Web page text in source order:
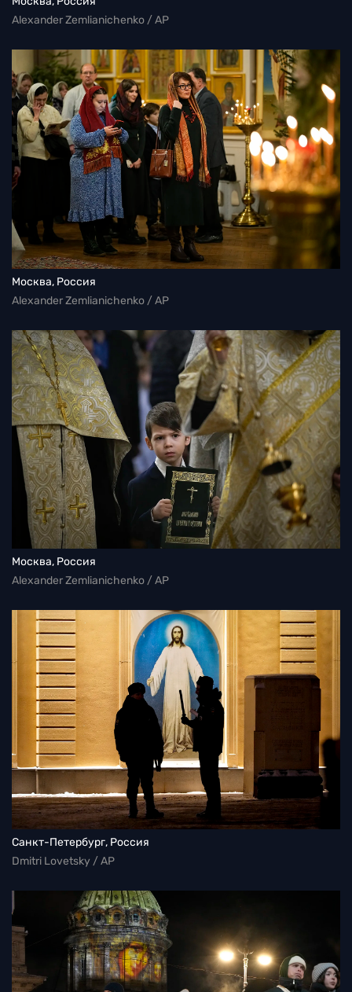
Alexander Zemlianichenko / AP
Москва, Россия
Alexander Zemlianichenko / AP
Москва, Россия
Alexander Zemlianichenko / AP
Санкт-Петербург, Россия
Dmitri Lovetsky / AP